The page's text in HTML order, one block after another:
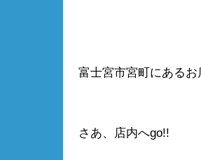
富士宮市宮町にある
さあ、店内へgo!!